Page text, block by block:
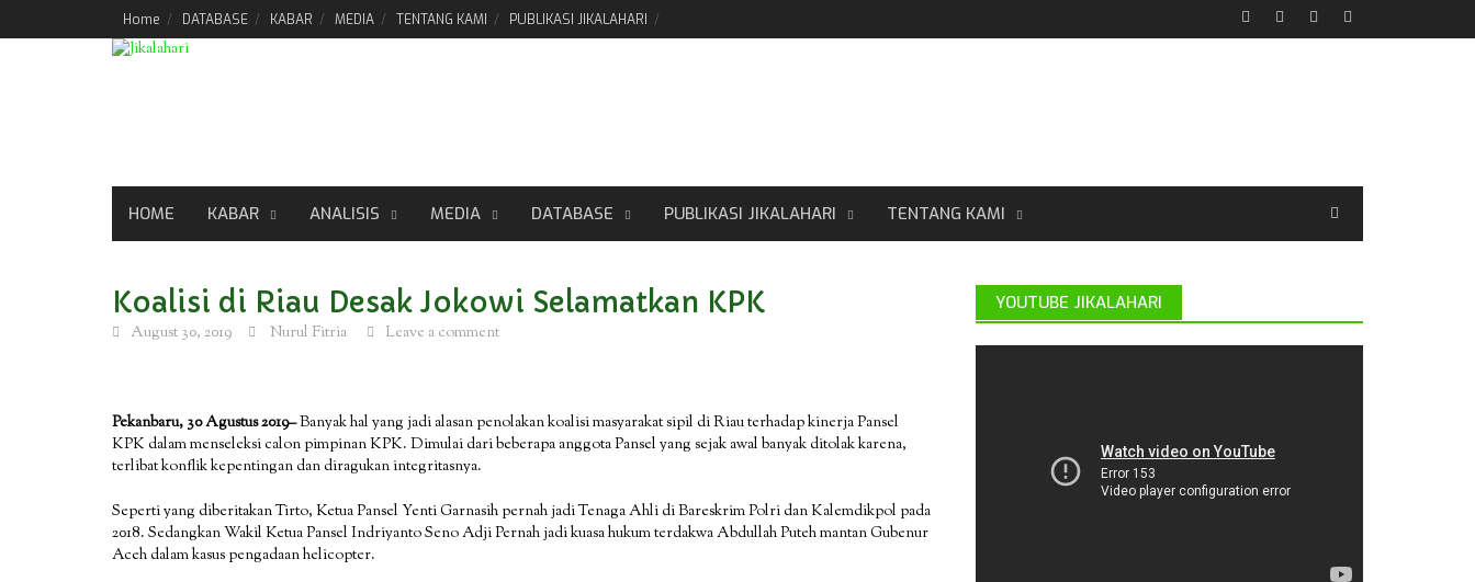
Home DATABASE KABAR MEDIA TENTANG KAMI PUBLIKASI JIKALAHARI
HOME KABAR ANALISIS MEDIA DATABASE PUBLIKASI JIKALAHARI TENTANG KAMI
Koalisi di Riau Desak Jokowi Selamatkan KPK
August 30, 2019 Nurul Fitria Leave a comment
Pekanbaru, 30 Agustus 2019–Banyak hal yang jadi alasan penolakan koalisi masyarakat sipil di Riau terhadap kinerja Pansel
KPK dalam menseleksi calon pimpinan KPK. Dimulai dari beberapa anggota Pansel yang sejak awal banyak ditolak karena,
terlibat konflik kepentingan dan diragukan integritasnya.
Seperti yang diberitakan Tirto, Ketua Pansel Yenti Garnasih pernah jadi Tenaga Ahli di Bareskrim Polri dan Kalemdikpol pada
2018. Sedangkan Wakil Ketua Pansel Indriyanto Seno Adji Pernah jadi kuasa hukum terdakwa Abdullah Puteh mantan Gubenur
Aceh dalam kasus pengadaan helicopter.
YOUTUBE JIKALAHARI